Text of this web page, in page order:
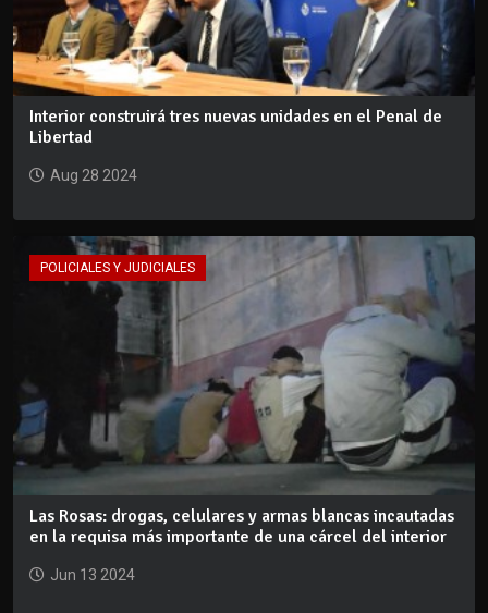
Interior construirá tres nuevas unidades en el Penal de
Libertad
Aug 28 2024
POLICIALES Y JUDICIALES
Las Rosas: drogas, celulares y armas blancas incautadas
en la requisa más importante de una cárcel del interior
Jun 13 2024